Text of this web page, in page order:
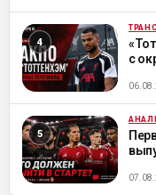
ML
с
ML